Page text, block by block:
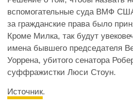
вспомогательные суда ВМФ
за гражданские права было
Кроме Милка, так будут
имена бывшего председателя
Уоррена, убитого сенатора
суффражистки Люси Стоун.
Источник.